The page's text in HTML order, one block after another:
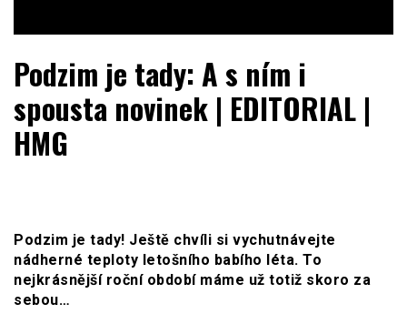
WatchHouse.cz
Podzim je tady: A s ním i
spousta novinek | EDITORIAL |
HMG
Podzim je tady! Ještě chvíli si vychutnávejte
nádherné teploty letošního babího léta. To
nejkrásnější roční období máme už totiž skoro za
sebou…